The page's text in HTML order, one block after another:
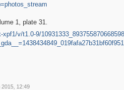
1, plate 31.
v/t1.0-9/
12:49